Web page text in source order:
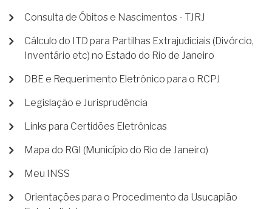
Consulta de Óbitos e Nascimentos - TJRJ
Cálculo do ITD para Partilhas Extrajudiciais (Divórcio,
Inventário etc) no Estado do Rio de Janeiro
DBE e Requerimento Eletrônico para o RCPJ
Legislação e Jurisprudência
Links para Certidões Eletrônicas
Mapa do RGI (Município do Rio de Janeiro)
Meu INSS
Orientações para o Procedimento da Usucapião